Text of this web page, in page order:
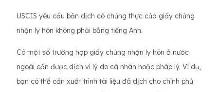
USCIS yêu cầu bản dịch có chứng thực của giấy chứng
nhận ly hôn không phải bằng tiếng Anh.
Có một số trường hợp giấy chứng nhận ly hôn ở nước
ngoài cần được dịch vì lý do cá nhân hoặc pháp lý. Ví dụ,
bạn có thể cần xuất trình tài liệu đã dịch cho chính phủ